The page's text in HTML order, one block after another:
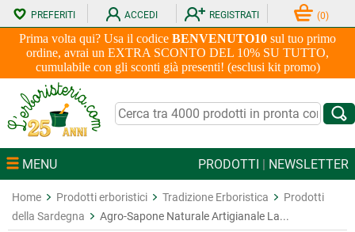
Prima volta qui? Usa il codice BENVENUTO10 sul tuo primo
ordine, avrai un EXTRA SCONTO DEL 10% SU TUTTO,
cumulabile con gli sconti già presenti! (esclusi kit promo)
PREFERITI ACCEDI REGISTRATI (0)
MENU PRODOTTI | NEWSLETTER
Home Prodotti erboristici Tradizione Erboristica
Prodotti
della Sardegna
Agro-Sapone Naturale Artigianale La...